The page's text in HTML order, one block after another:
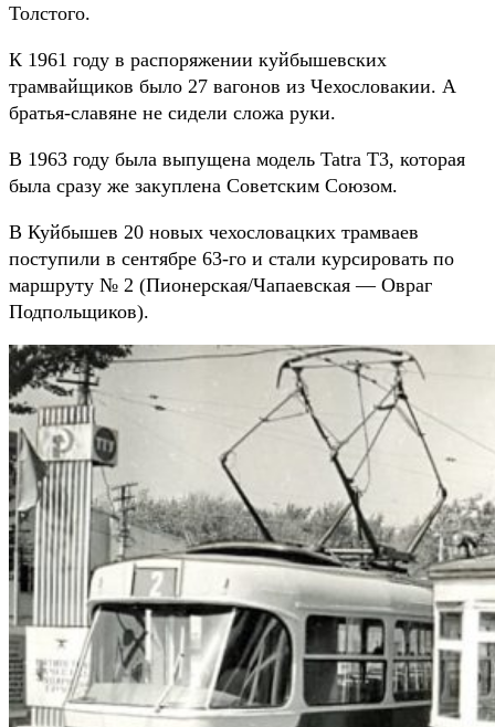
Толстого.
К 1961 году в распоряжении куйбышевских
трамвайщиков было 27 вагонов из Чехословакии. А
братья-славяне не сидели сложа руки.
В 1963 году была выпущена модель Tatra T3, которая
была сразу же закуплена Советским Союзом.
В Куйбышев 20 новых чехословацких трамваев
поступили в сентябре 63-го и стали курсировать по
маршруту № 2 (Пионерская/Чапаевская — Овраг
Подпольщиков).